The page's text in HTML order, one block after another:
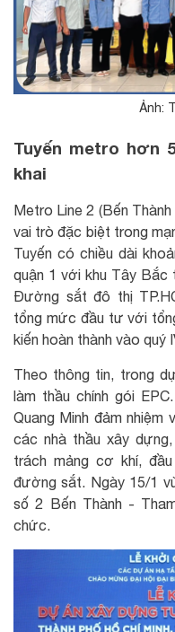
Ảnh:
Tuyến metro hơn
khai
Metro Line 2 (Bến
vai trò đặc biệt trong
Tuyến có chiều dài
quận 1 với khu Tây Bắc
Đường sắt đô thị
tổng mức đầu tư với
kiến hoàn thành vào quý
Theo thông tin, trong
làm thầu chính gói
Quang Minh đảm nhiệm
các nhà thầu xây
trách mảng cơ khí,
đường sắt. Ngày 15/1
số 2 Bến Thành -
chức.